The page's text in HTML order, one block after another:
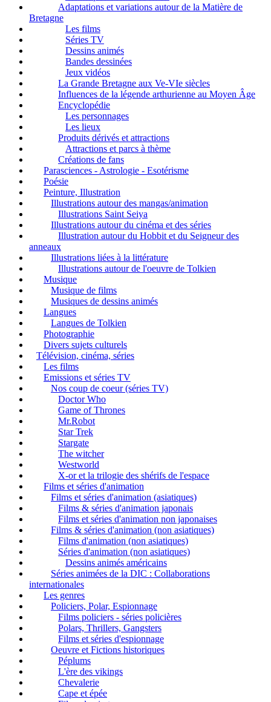
Adaptations et variations autour de la Matière de
Bretagne
Les films
Séries TV
Dessins animés
Bandes dessinées
Jeux vidéos
La Grande Bretagne aux Ve-VIe siècles
Influences de la légende arthurienne au Moyen Âge
Encyclopédie
Les personnages
Les lieux
Produits dérivés et attractions
Attractions et parcs à thème
Créations de fans
Parasciences - Astrologie - Esotérisme
Poésie
Peinture, Illustration
Illustrations autour des mangas/animation
Illustrations Saint Seiya
Illustrations autour du cinéma et des séries
Illustration autour du Hobbit et du Seigneur des
anneaux
Illustrations liées à la littérature
Illustrations autour de l'oeuvre de Tolkien
Musique
Musique de films
Musiques de dessins animés
Langues
Langues de Tolkien
Photographie
Divers sujets culturels
Télévision, cinéma, séries
Les films
Emissions et séries TV
Nos coup de coeur (séries TV)
Doctor Who
Game of Thrones
Mr.Robot
Star Trek
Stargate
The witcher
Westworld
X-or et la trilogie des shérifs de l'espace
Films et séries d'animation
Films et séries d'animation (asiatiques)
Films & séries d'animation japonais
Films et séries d'animation non japonaises
Films & séries d'animation (non asiatiques)
Films d'animation (non asiatiques)
Séries d'animation (non asiatiques)
Dessins animés américains
Séries animées de la DIC : Collaborations
internationales
Les genres
Policiers, Polar, Espionnage
Films policiers - séries policières
Polars, Thrillers, Gangsters
Films et séries d'espionnage
Oeuvre et Fictions historiques
Péplums
L'ère des vikings
Chevalerie
Cape et épée